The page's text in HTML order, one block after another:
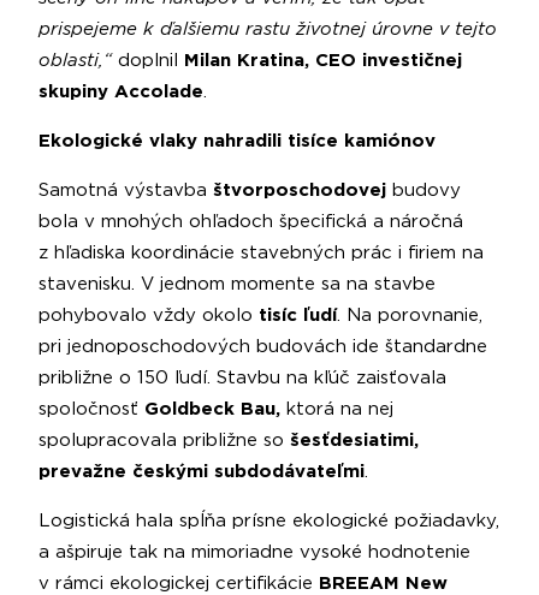
prispejeme k ďalšiemu rastu životnej úrovne v tejto
oblasti,“ doplnil
Milan Kratina, CEO investičnej
skupiny Accolade.
Ekologické vlaky nahradili tisíce kamiónov
Samotná výstavba štvorposchodovej budovy
bola v mnohých ohľadoch špecifická a náročná
z hľadiska koordinácie stavebných prác i firiem na
stavenisku. V jednom momente sa na stavbe
pohybovalo vždy okolo tisíc ľudí. Na porovnanie,
pri jednoposchodových budovách ide štandardne
približne o 150 ľudí. Stavbu na kľúč zaisťovala
spoločnosť Goldbeck Bau, ktorá na nej
spolupracovala približne so šesťdesiatimi,
prevažne českými subdodávateľmi.
Logistická hala spĺňa prísne ekologické požiadavky,
a ašpiruje tak na mimoriadne vysoké hodnotenie
v rámci ekologickej certifikácie BREEAM New